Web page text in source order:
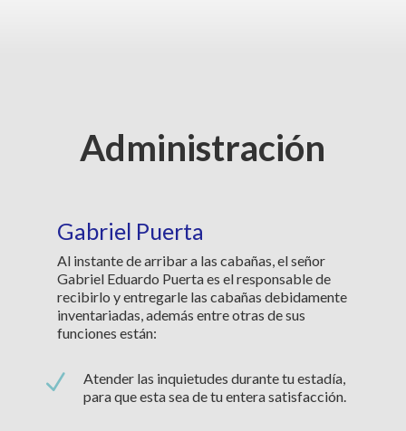
Administración
Gabriel Puerta
Al instante de arribar a las cabañas, el señor
Gabriel Eduardo Puerta es el responsable de
recibirlo y entregarle las cabañas debidamente
inventariadas, además entre otras de sus
funciones están:
N
Atender las inquietudes durante tu estadía,
para que esta sea de tu entera satisfacción.